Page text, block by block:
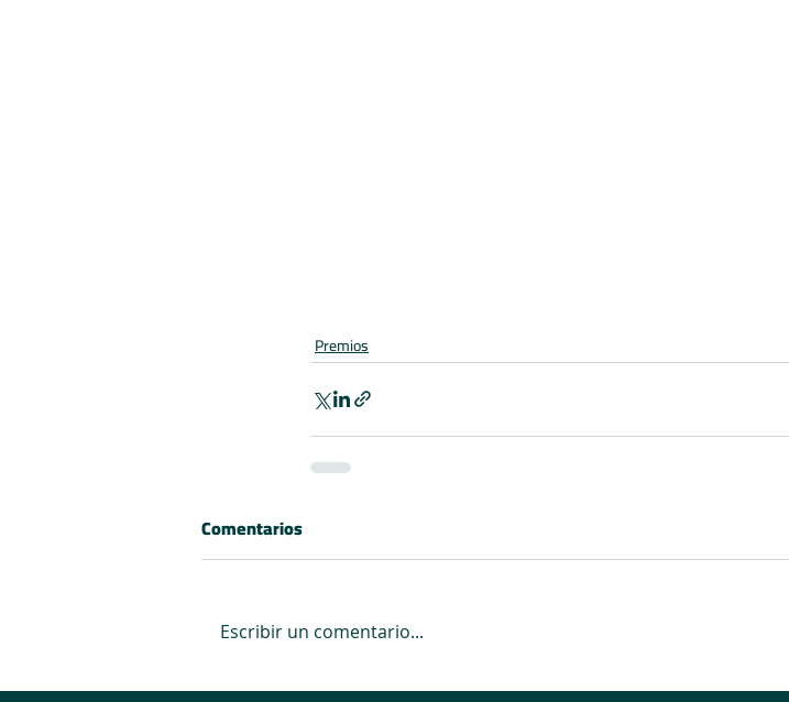
Premios
Comentarios
Escribir un comentario...